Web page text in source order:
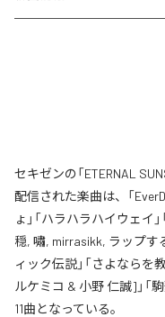
セキゼンの「ETERNAL
配信された楽曲は、「
ょ」「ハラハラハイウェイ
穏, 嘯, mirrasikk, ラップす
ィック伝説」「さよならを
ルケミコ & 小野 仁誠]」「
11曲となっている。